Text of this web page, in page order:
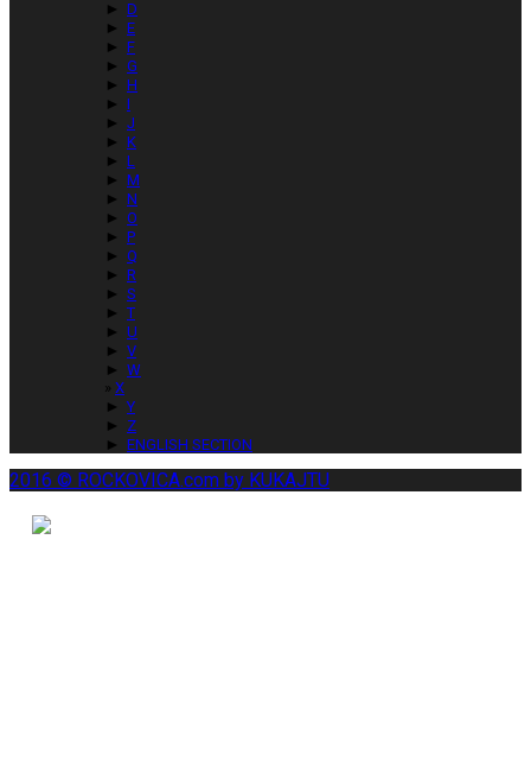
► D
► E
► F
► G
► H
► I
► J
► K
► L
► M
► N
► O
► P
► Q
► R
► S
► T
► U
► V
► W
X
► Y
► Z
► ENGLISH SECTION
2016 © ROCKOVICA.com by KUKAJTU